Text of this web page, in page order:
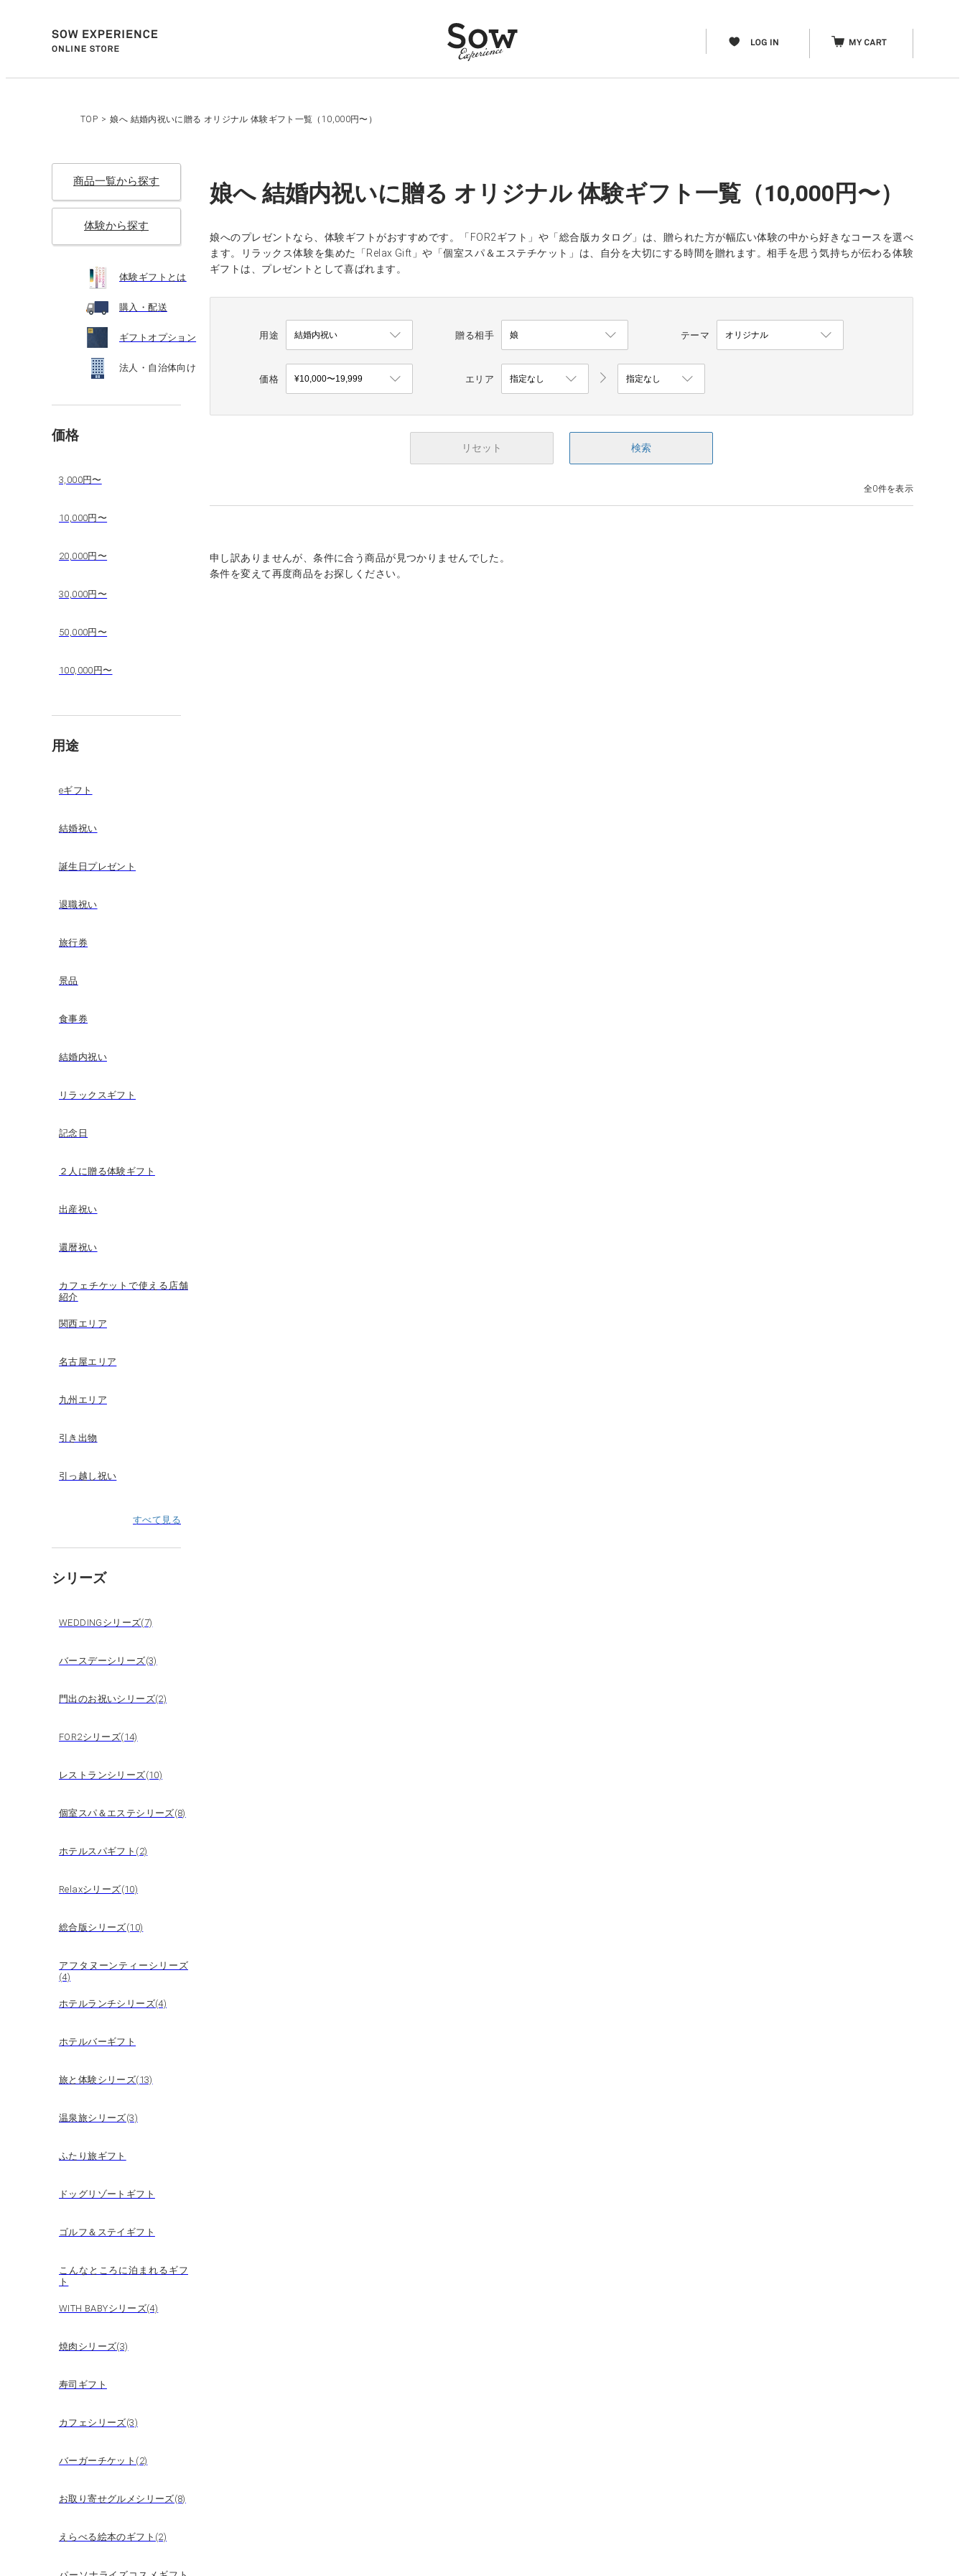
TOP > 娘へ 結婚内祝いに贈る オリジナル 体験ギフト一覧（10,000円〜）
商品一覧から探す
体験から探す
体験ギフトとは
購入・配送
ギフトオプション
法人・自治体向け
価格
3,000円〜
10,000円〜
20,000円〜
30,000円〜
50,000円〜
100,000円〜
用途
eギフト
結婚祝い
誕生日プレゼント
退職祝い
旅行券
景品
食事券
結婚内祝い
リラックスギフト
記念日
２人に贈る体験ギフト
出産祝い
還暦祝い
カフェチケットで使える店舗
紹介
関西エリア
名古屋エリア
九州エリア
引き出物
引っ越し祝い
すべて見る
シリーズ
WEDDINGシリーズ(7)
バースデーシリーズ(3)
門出のお祝いシリーズ(2)
FOR2シリーズ(14)
レストランシリーズ(10)
個室スパ＆エステシリーズ(8)
ホテルスパギフト(2)
Relaxシリーズ(10)
総合版シリーズ(10)
アフタヌーンティーシリーズ
(4)
ホテルランチシリーズ(4)
ホテルバーギフト
旅と体験シリーズ(13)
温泉旅シリーズ(3)
ふたり旅ギフト
ドッグリゾートギフト
ゴルフ＆ステイギフト
こんなところに泊まれるギフ
ト
WITH BABYシリーズ(4)
焼肉シリーズ(3)
寿司ギフト
カフェシリーズ(3)
バーガーチケット(2)
お取り寄せグルメシリーズ(8)
えらべる絵本のギフト(2)
娘へ 結婚内祝いに贈る オリジナル 体験ギフト一覧（10,000円〜）
娘へのプレゼントなら、体験ギフトがおすすめです。「FOR2ギフト」や「総合版カタログ」は、贈られた方が幅広い体験の中から好きなコースを選べ
ます。リラックス体験を集めた「Relax Gift」や「個室スパ＆エステチケット」は、自分を大切にする時間を贈れます。相手を思う気持ちが伝わる体験
ギフトは、プレゼントとして喜ばれます。
用途 贈る相手 テーマ
価格 エリア
リセット 検索
全0件を表示
申し訳ありませんが、条件に合う商品が見つかりませんでした。
条件を変えて再度商品をお探しください。